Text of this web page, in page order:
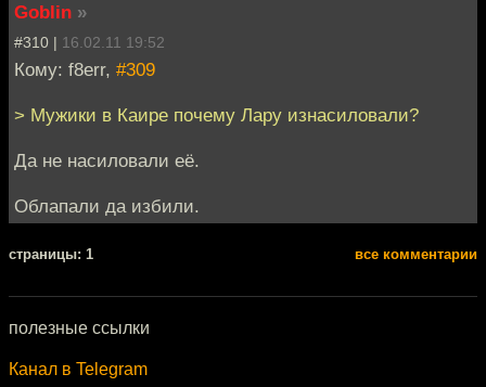
Goblin »
#310 | 16.02.11 19:52
Кому: f8err, #309
> Мужики в Каире почему Лару изнасиловали?
Да не насиловали её.
Облапали да избили.
cтраницы: 1 все комментарии
полезные ссылки
Канал в Telegram